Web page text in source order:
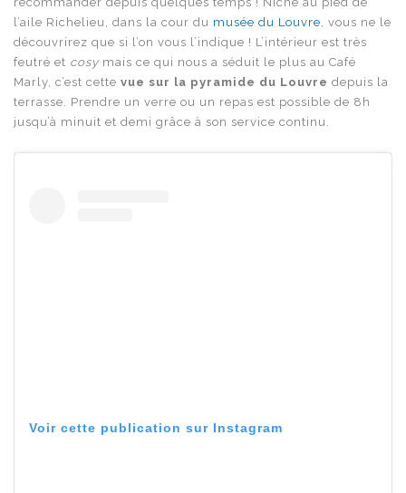
l’aile Richelieu, dans la cour du musée du Louvre , vous ne le
découvrirez que si l’on vous l’indique ! L’intérieur est très
feutré et cosymais ce qui nous a séduit le plus au Café
Marly, c’est cette vue sur la pyramide du Louvre depuis la
terrasse. Prendre un verre ou un repas est possible de 8h
jusqu’à minuit et demi grâce à son service continu.
Voir cette publication sur Instagram